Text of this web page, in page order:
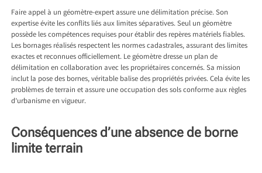
Faire appel à un géomètre-expert assure une délimitation précise. Son
expertise évite les conflits liés aux limites séparatives. Seul un géomètre
possède les compétences requises pour établir des repères matériels fiables.
Les bornages réalisés respectent les normes cadastrales, assurant des limites
exactes et reconnues officiellement. Le géomètre dresse un plan de
délimitation en collaboration avec les propriétaires concernés. Sa mission
inclut la pose des bornes, véritable balise des propriétés privées. Cela évite les
problèmes de terrain et assure une occupation des sols conforme aux règles
d’urbanisme en vigueur.
Conséquences d’une absence de borne
limite terrain